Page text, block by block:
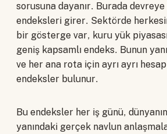
sorusuna dayanır. Burada devreye
endeksleri girer. Sektörde
bir gösterge var, kuru yük
geniş kapsamlı endeks. Bunun
ve her ana rota için ayrı ayrı
endeksler bulunur.
Bu endeksler her iş günü,
yanındaki gerçek navlun